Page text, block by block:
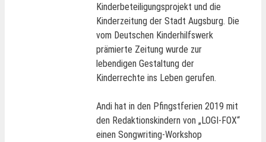
Kinderbeteiligungsprojekt und die
Kinderzeitung der Stadt Augsburg. Die
vom Deutschen Kinderhilfswerk
prämierte Zeitung wurde zur
lebendigen Gestaltung der
Kinderrechte ins Leben gerufen.
Andi hat in den Pfingstferien 2019 mit
den Redaktionskindern von „LOGI-FOX“
einen Songwriting-Workshop